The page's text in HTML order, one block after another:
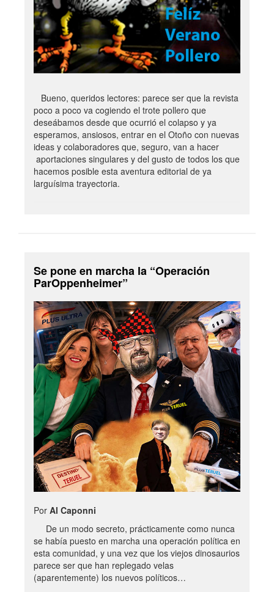
Bueno, queridos lectores: parece ser que la revista
poco a poco va cogiendo el trote pollero que
deseábamos desde que ocurrió el colapso y ya
esperamos, ansiosos, entrar en el Otoño con nuevas
ideas y colaboradores que, seguro, van a hacer
aportaciones singulares y del gusto de todos los que
hacemos posible esta aventura editorial de ya
larguísima trayectoria.
Se pone en marcha la “Operación
ParOppenheimer”
Por Al Caponni
De un modo secreto, prácticamente como nunca
se había puesto en marcha una operación política en
esta comunidad, y una vez que los viejos dinosaurios
parece ser que han replegado velas
(aparentemente) los nuevos políticos…